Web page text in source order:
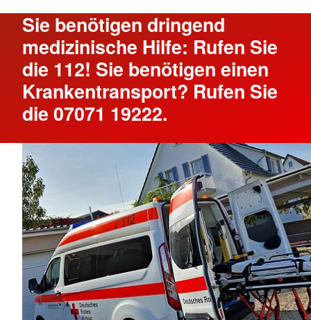
Sie benötigen dringend
medizinische Hilfe: Rufen Sie
die 112! Sie benötigen einen
Krankentransport? Rufen Sie
die 07071 19222.